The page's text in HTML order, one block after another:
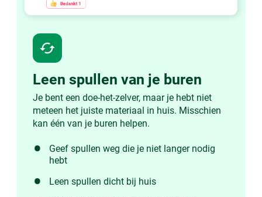
cached
Leen spullen van je buren
Je bent een doe-het-zelver, maar je hebt niet
meteen het juiste materiaal in huis. Misschien
kan één van je buren helpen.
Geef spullen weg die je niet langer nodig
hebt
Leen spullen dicht bij huis